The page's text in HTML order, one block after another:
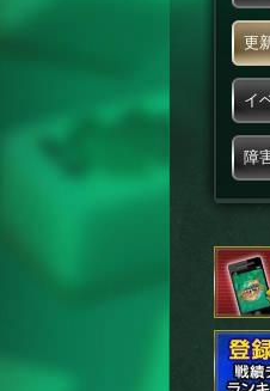
更
イ
障